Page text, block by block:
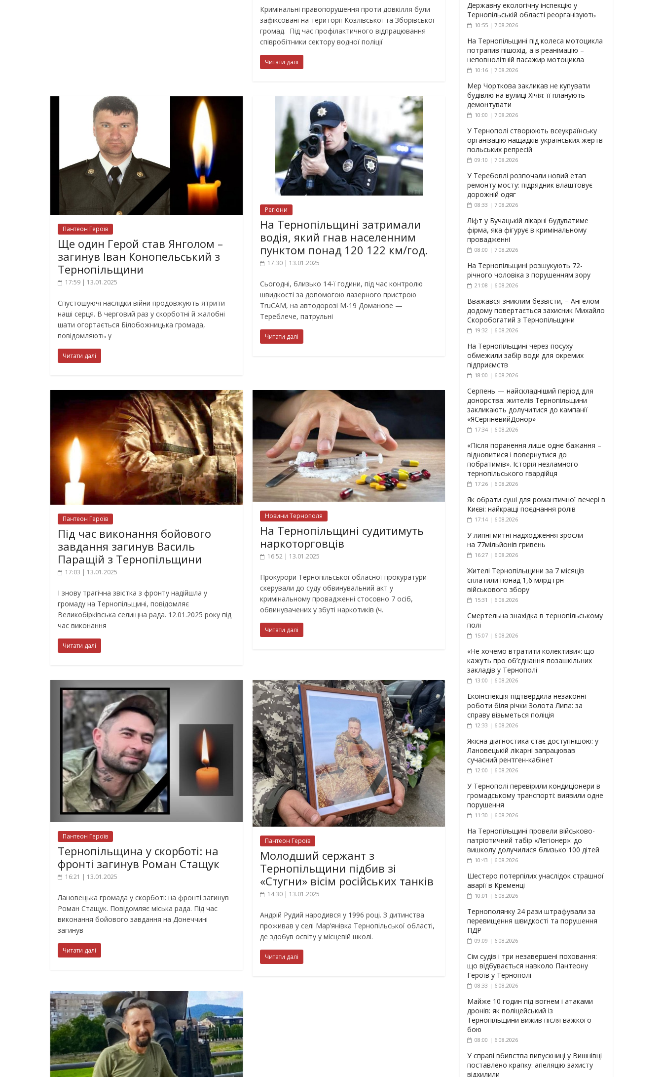
Кримінальні правопорушення проти довкілля були
зафіксовані на території Козлівської та Зборівської
громад. Під час профілактичного відпрацювання
співробітники сектору водної поліції
Читати далі
Пантеон Героїв
Ще один Герой став Янголом –
загинув Іван Конопельський з
Тернопільщини
17:59 | 13.01.2025
Спустошуючі наслідки війни продовжують ятрити
наші серця. В черговий раз у скорботні й жалобні
шати огортається Білобожницька громада,
повідомляють у
Читати далі
Регіони
На Тернопільщині затримали
водія, який гнав населенним
пунктом понад 120 122 км/год.
17:30 | 13.01.2025
Сьогодні, близько 14-ї години, під час контролю
швидкості за допомогою лазерного пристрою
TruCAM, на автодорозі М-19 Доманове —
Тереблече, патрульні
Читати далі
Пантеон Героїв
Під час виконання бойового
завдання загинув Василь
Паращій з Тернопільщини
17:03 | 13.01.2025
І знову трагічна звістка з фронту надійшла у
громаду на Тернопільщині, повідомляє
Великобірківська селищна рада. 12.01.2025 року під
час виконання
Читати далі
Новини Тернополя
На Тернопільщині судитимуть
наркоторговців
16:52 | 13.01.2025
Прокурори Тернопільської обласної прокуратури
скерували до суду обвинувальний акт у
кримінальному провадженні стосовно 7 осіб,
обвинувачених у збуті наркотиків (ч.
Читати далі
Пантеон Героїв
Тернопільщина у скорботі: на
фронті загинув Роман Стащук
16:21 | 13.01.2025
Лановецька громада у скорботі: на фронті загинув
Роман Стащук. Повідомляє міська рада. Під час
виконання бойового завдання на Донеччині
загинув
Читати далі
Пантеон Героїв
Молодший сержант з
Тернопільщини підбив зі
«Стугни» вісім російських танків
14:30 | 13.01.2025
Андрій Рудий народився у 1996 році. З дитинства
проживав у селі Мар’янівка Тернопільської області,
де здобув освіту у місцевій школі.
Читати далі
Державну екологічну інспекцію у
Тернопільській області реорганізують
10:55 | 7.08.2026
На Тернопільщині під колеса мотоцикла
потрапив пішохід, а в реанімацію –
неповнолітній пасажир мотоцикла
10:16 | 7.08.2026
Мер Чорткова закликав не купувати
будівлю на вулиці Хічія: її планують
демонтувати
10:00 | 7.08.2026
У Тернополі створюють всеукраїнську
організацію нащадків українських жертв
польських репресій
09:10 | 7.08.2026
У Теребовлі розпочали новий етап
ремонту мосту: підрядник влаштовує
дорожній одяг
08:33 | 7.08.2026
Ліфт у Бучацькій лікарні будуватиме
фірма, яка фігурує в кримінальному
провадженні
08:00 | 7.08.2026
На Тернопільщині розшукують 72-
річного чоловіка з порушенням зору
21:08 | 6.08.2026
Вважався зниклим безвісти, – Ангелом
додому повертається захисник Михайло
Скоробогатий з Тернопільщини
19:32 | 6.08.2026
На Тернопільщині через посуху
обмежили забір води для окремих
підприємств
18:00 | 6.08.2026
Серпень — найскладніший період для
донорства: жителів Тернопільщини
закликають долучитися до кампанії
«ЯСерпневийДонор»
17:34 | 6.08.2026
«Після поранення лише одне бажання –
відновитися і повернутися до
побратимів». Історія незламного
тернопільського гвардійця
17:26 | 6.08.2026
Як обрати суші для романтичної вечері в
Києві: найкращі поєднання ролів
17:14 | 6.08.2026
У липні митні надходження зросли
на 77мільйонів гривень
16:27 | 6.08.2026
Жителі Тернопільщини за 7 місяців
сплатили понад 1,6 млрд грн
військового збору
15:31 | 6.08.2026
Смертельна знахідка в тернопільському
полі
15:07 | 6.08.2026
«Не хочемо втратити колективи»: що
кажуть про об’єднання позашкільних
закладів у Тернополі
13:00 | 6.08.2026
Екоінспекція підтвердила незаконні
роботи біля річки Золота Липа: за
справу візьметься поліція
12:33 | 6.08.2026
Якісна діагностика стає доступнішою: у
Лановецькій лікарні запрацював
сучасний рентген-кабінет
12:00 | 6.08.2026
У Тернополі перевірили кондиціонери в
громадському транспорті: виявили одне
порушення
11:30 | 6.08.2026
На Тернопільщині провели військово-
патріотичний табір «Легіонер»: до
вишколу долучилися близько 100 дітей
10:43 | 6.08.2026
Шестеро потерпілих унаслідок страшної
аварії в Кременці
10:01 | 6.08.2026
Тернополянку 24 рази штрафували за
перевищення швидкості та порушення
ПДР
09:09 | 6.08.2026
Сім судів і три незавершені поховання:
що відбувається навколо Пантеону
Героїв у Тернополі
08:33 | 6.08.2026
Майже 10 годин під вогнем і атаками
дронів: як поліцейський із
Тернопільщини вижив після важкого
бою
08:00 | 6.08.2026
У справі вбивства випускниці у Вишнівці
поставлено крапку: апеляцію захисту
відхилили